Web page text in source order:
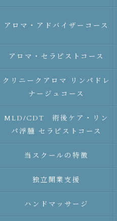
アロマ・アドバイザーコース
アロマ・セラピストコース
クリニークアロマ リンパドレ
ナージュコース
MLD/CDT 術後ケア・リン
パ浮腫 セラピストコース
当スクールの特徴
独立開業支援
ハンドマッサージ